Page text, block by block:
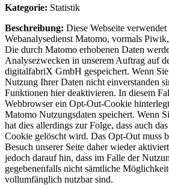
Kategorie: Statistik
Beschreibung: Diese Webseite
Webanalysedienst Matomo, vormals
Die durch Matomo erhobenen Daten
Analysezwecken in unserem Auftrag auf
digitalfabriX GmbH gespeichert. Wenn
Nutzung Ihrer Daten nicht einverstanden
Funktionen hier deaktivieren. In diesem
Webbrowser ein Opt-Out-Cookie
Matomo Nutzungsdaten speichert. Wenn
hat dies allerdings zur Folge, dass auch
Cookie gelöscht wird. Das Opt-Out muss
Besuch unserer Seite daher wieder
jedoch darauf hin, dass im Falle der
gegebenenfalls nicht sämtliche
vollumfänglich nutzbar sind.